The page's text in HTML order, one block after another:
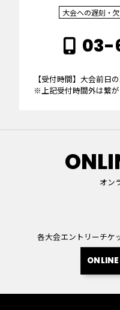
大会への遅刻・
03-
【受付時間】大会前日
※上記受付時間外は繋が
オン
各大会エントリーチケ